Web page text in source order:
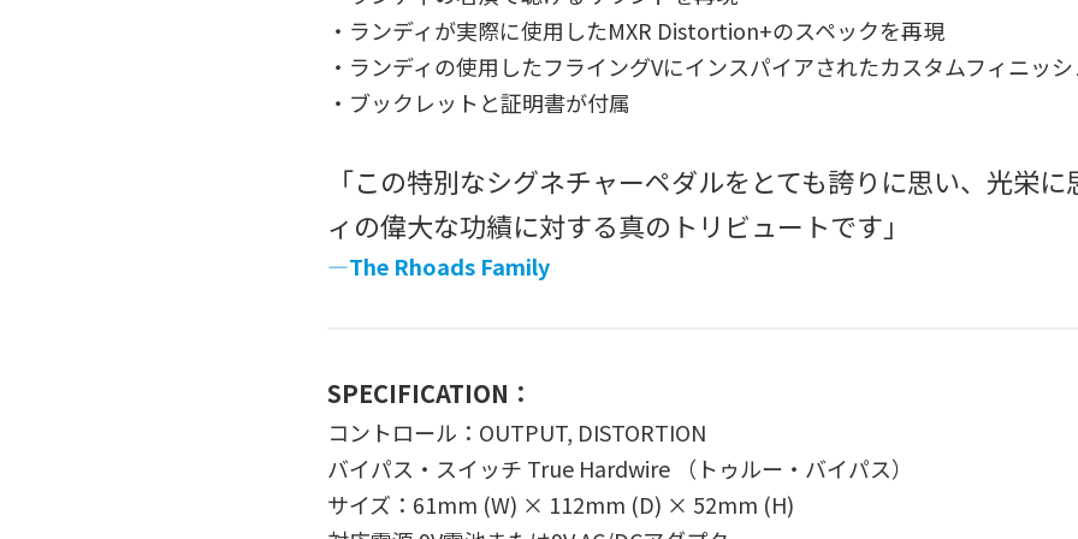
・ランディが実際に使用したMXR Distortion+のスペックを再現
・ランディの使用したフライングVにインスパイアされたカスタムフィニッシ
・ブックレットと証明書が付属
「この特別なシグネチャーペダルをとても誇りに思い、光栄
ィの偉大な功績に対する真のトリビュートです」
—The Rhoads Family
SPECIFICATION：
コントロール：OUTPUT, DISTORTION
バイパス・スイッチ True Hardwire （トゥルー・バイパス）
サイズ：61mm (W) × 112mm (D) × 52mm (H)